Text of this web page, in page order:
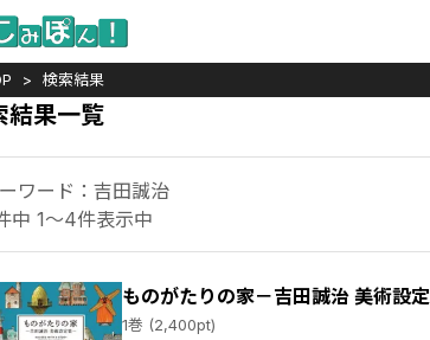
検索結果
結果一覧
ワード：吉田誠治
中 1～4件表示中
ものがたりの家－吉田誠治 美術設
1巻 (2,400pt)